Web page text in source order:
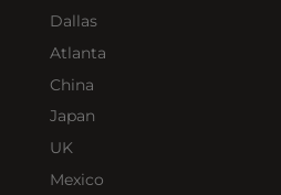
Dallas
Atlanta
China
Japan
UK
Mexico